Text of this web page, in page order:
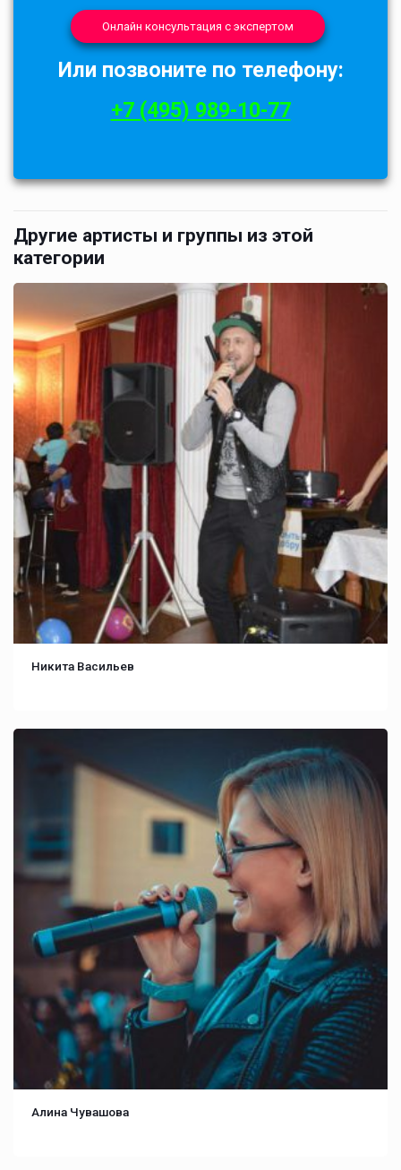
Онлайн консультация с экспертом
Или позвоните по телефону:
+7 (495) 989-10-77
Другие артисты и группы из этой
категории
Никита Васильев
Алина Чувашова